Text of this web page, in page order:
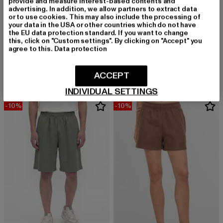
KARL KANI
Signature Essential
Derzeitiger Preis: 35,99 EURAktionspreis: 39,99 EUR
KARL KANI
35,99 EUR
Derzeitiger Preis: 35,99 EUR
-10% -10%
advertising. In addition, we allow partners to extract data
or to use cookies. This may also include the processing of
your data in the USA or other countries which do not have
the EU data protection standard. If you want to change
this, click on "Custom settings". By clicking on "Accept" you
agree to this. Data protection
INDIVIDUAL SETTINGS
ACCEPT